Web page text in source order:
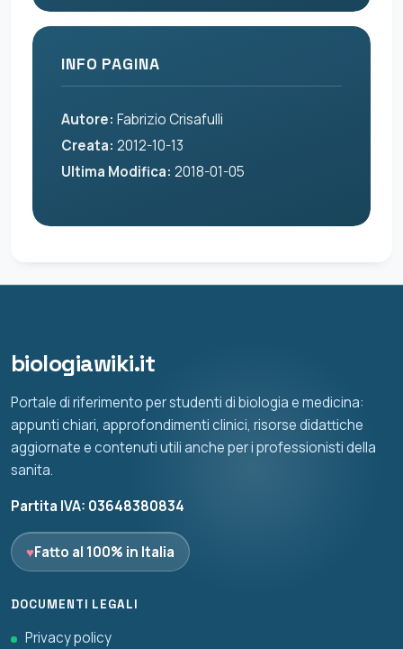
INFO PAGINA
Autore: Fabrizio Crisafulli
Creata: 2012-10-13
Ultima Modifica: 2018-01-05
biologiawiki.it
Portale di riferimento per studenti di biologia e medicina:
appunti chiari, approfondimenti clinici, risorse didattiche
aggiornate e contenuti utili anche per i professionisti della
sanita.
Partita IVA: 03648380834
♥Fatto al 100% in Italia
DOCUMENTI LEGALI
Privacy policy